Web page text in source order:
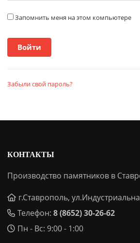
Запомнить меня на этом компьютере
Забыли свой пароль?
КОНТАКТЫ
Производство памятников в
г.Ставрополь,
Телефон: 8 (8652) 30-26-62
Пн - Вс: 9:00 - 1:00